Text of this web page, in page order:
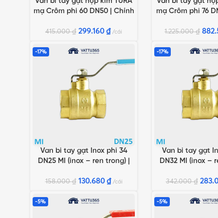
mạ Crôm phi 60 DN50 | Chính
415.000₫ 299.160 ₫ cái
mạ Crôm phi 76
1.225.000₫
-17%
THÊM VÀO GIỎ HÀNG
Van bi tay gạt Inox phi 34
DN25 MI (inox – ren trong) |
158.000₫ 130.680 ₫ cái
-17%
THÊM VÀO GIỎ
Van bi tay gạt
DN32 MI (inox –
342.000₫
-5% -5%